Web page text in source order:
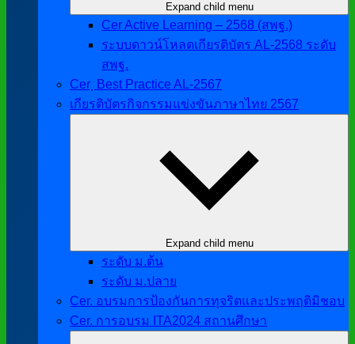
Expand child menu
Cer Active Learning – 2568 (สพฐ.)
ระบบดาวน์โหลดเกียรติบัตร AL-2568 ระดับ
สพฐ.
Cer ฺ Best Practice AL-2567
เกียรติบัตรกิจกรรมแข่งขันภาษาไทย 2567
Expand child menu
ระดับ ม.ต้น
ระดับ ม.ปลาย
Cer. อบรมการป้องกันการทุจริตและประพฤติมิชอบ
Cer. การอบรม ITA2024 สถานศึกษา